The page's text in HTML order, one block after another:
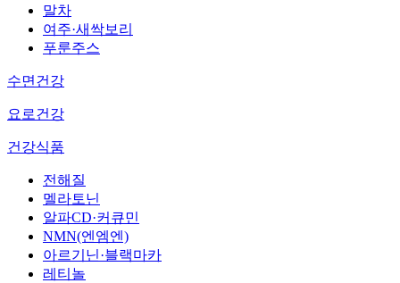
말차
여주·새싹보리
푸룬주스
수면건강
요로건강
건강식품
전해질
멜라토닌
알파CD·커큐민
NMN(엔엠엔)
아르기닌·블랙마카
레티놀